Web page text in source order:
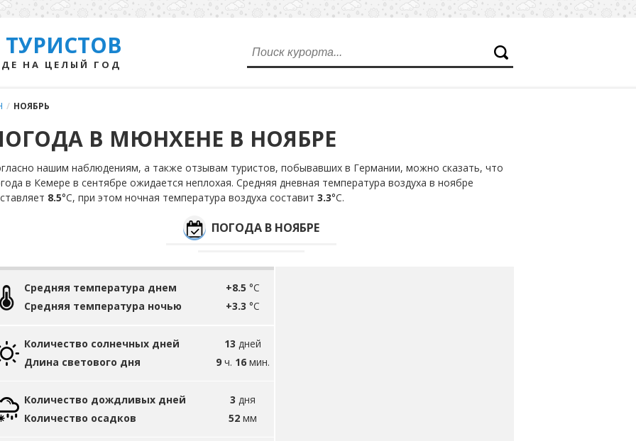
НА ЦЕЛЫЙ ГОД
/ НОЯБРЬ
В МЮНХЕНЕ В НОЯБРЕ
нашим наблюдениям, а также отзывам туристов, побывавших в Германии, можно сказать, что
в Кемере в сентябре ожидается неплохая. Средняя дневная температура воздуха в ноябре
8.5°С, при этом ночная температура воздуха составит 3.3°С.
ПОГОДА В НОЯБРЕ
Средняя температура днем
Средняя температура ночью
+8.5 °C
+3.3 °C
Количество солнечных дней
Длина светового дня
13 дней
9 ч. 16 мин.
Количество дождливых дней
Количество осадков
3 дня
52 мм